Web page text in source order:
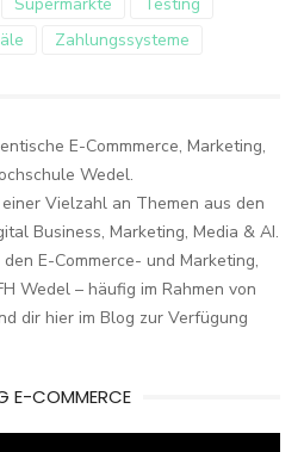
Zahlungssysteme
E-Commmerce, Marketing,
Wedel.
Vielzahl an Themen aus den
Business, Marketing, Media & AI.
E-Commerce- und Marketing,
Wedel – häufig im Rahmen von
dir hier im Blog zur Verfügung
E-COMMERCE